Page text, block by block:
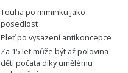
Touha po miminku jako
posedlost
Pleť po vysazení antikoncepce
Za 15 let může být až polovina
dětí počata díky umělému